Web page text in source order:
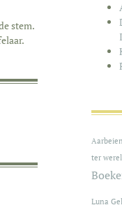
stem.
ter
Luna